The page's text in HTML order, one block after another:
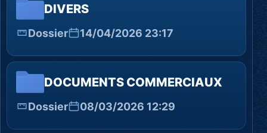
DIVERS
Dossier 14/04/2026 23:17
DOCUMENTS COMMERCIAUX
Dossier 08/03/2026 12:29